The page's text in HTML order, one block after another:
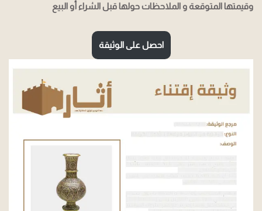
وقيمتها المتوقعة و الملاحظات حولها قبل الشراء أو البيع
احصل على الوثيقة